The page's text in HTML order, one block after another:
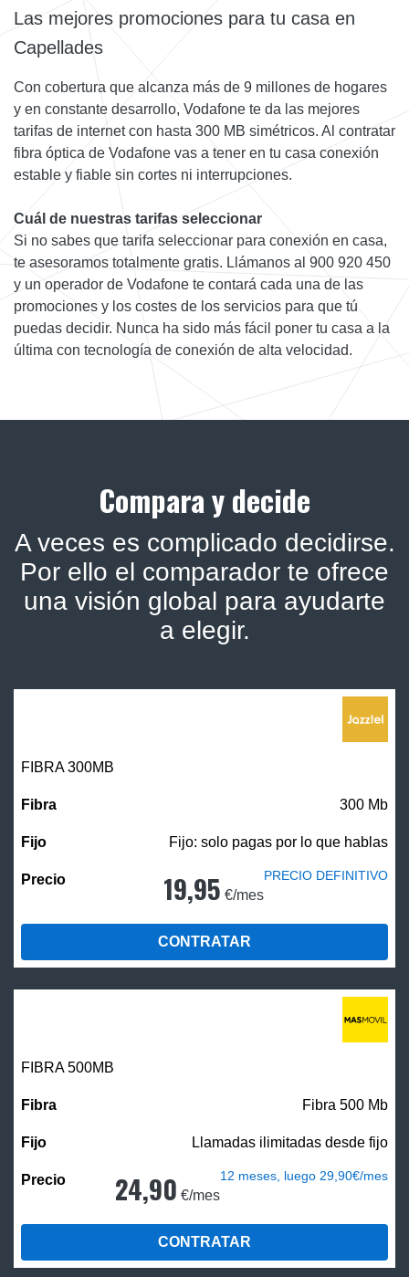
Las mejores promociones para tu casa en
Capellades
Con cobertura que alcanza más de 9 millones de hogares
y en constante desarrollo, Vodafone te da las mejores
tarifas de internet con hasta 300 MB simétricos. Al contratar
fibra óptica de Vodafone vas a tener en tu casa conexión
estable y fiable sin cortes ni interrupciones.
Cuál de nuestras tarifas seleccionar
Si no sabes que tarifa seleccionar para conexión en casa,
te asesoramos totalmente gratis. Llámanos al 900 920 450
y un operador de Vodafone te contará cada una de las
promociones y los costes de los servicios para que tú
puedas decidir. Nunca ha sido más fácil poner tu casa a la
última con tecnología de conexión de alta velocidad.
Compara y decide
A veces es complicado decidirse.
Por ello el comparador te ofrece
una visión global para ayudarte
a elegir.
FIBRA 300MB
300 Mb
Fijo: solo pagas por lo que hablas
19,95 €/mes
PRECIO DEFINITIVO
CONTRATAR
FIBRA500MB
Fibra 500 Mb
Llamadas ilimitadas desde fijo
24,90 €/mes
12 meses, luego 29,90€/mes
CONTRATAR